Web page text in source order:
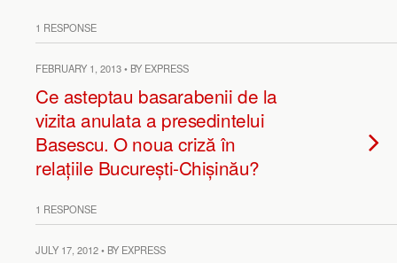
1 RESPONSE
FEBRUARY 1, 2013 • BY EXPRESS
Ce asteptau basarabenii de la
vizita anulata a presedintelui
Basescu. O noua criză în
relațiile București-Chișinău?
1 RESPONSE
JULY 17, 2012 • BY EXPRESS